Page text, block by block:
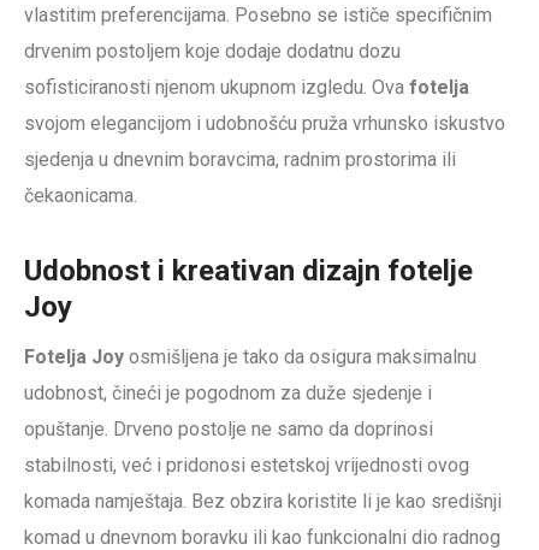
vlastitim preferencijama. Posebno se ističe specifičnim
drvenim postoljem koje dodaje dodatnu dozu
sofisticiranosti njenom ukupnom izgledu. Ova fotelja
svojom elegancijom i udobnošću pruža vrhunsko iskustvo
sjedenja u dnevnim boravcima, radnim prostorima ili
čekaonicama.
Udobnost i kreativan dizajn fotelje
Joy
Fotelja Joy osmišljena je tako da osigura maksimalnu
udobnost, čineći je pogodnom za duže sjedenje i
opuštanje. Drveno postolje ne samo da doprinosi
stabilnosti, već i pridonosi estetskoj vrijednosti ovog
komada namještaja. Bez obzira koristite li je kao središnji
komad u dnevnom boravku ili kao funkcionalni dio radnog